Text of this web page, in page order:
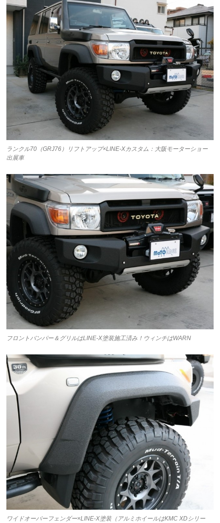
ランクル70（GRJ76）リフトアップ×LINE-Xカスタム：大阪モーターショー
出展車
フロントバンパー＆グリルはLINE-X塗装施工済み！ウィンチはWARN
ワイドオーバーフェンダー×LINE-X塗装（アルミホイールはKMC XDシリー